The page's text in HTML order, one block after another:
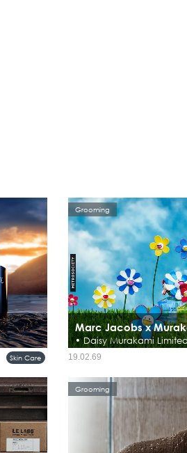
ะเป็น
...
Skin Care
Marc Jacobs x
• Daisy Murakami
Daisy Marc Jacobs Murakami
คอลเลกชันสุดลิมิเต็ดที่เต็มเปี่ยม
Murakami ที่สองจักรวาลดอกไม้สุ
Grooming
19.02.69
Grooming